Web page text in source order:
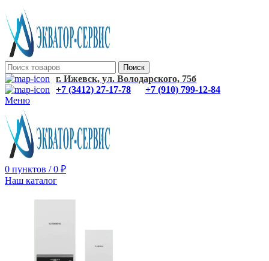
Поиск
г. Ижевск, ул. Володарского, 75б
+7 (3412) 27-17-78
+7 (910) 799-12-84
Меню
0 пунктов / 0 ₽
Наш каталог